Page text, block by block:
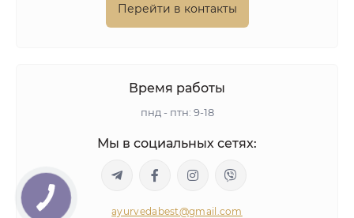
Перейти в контакты
Время работы
пнд - птн: 9-18
Мы в социальных сетях:
ayurvedabest@gmail.com